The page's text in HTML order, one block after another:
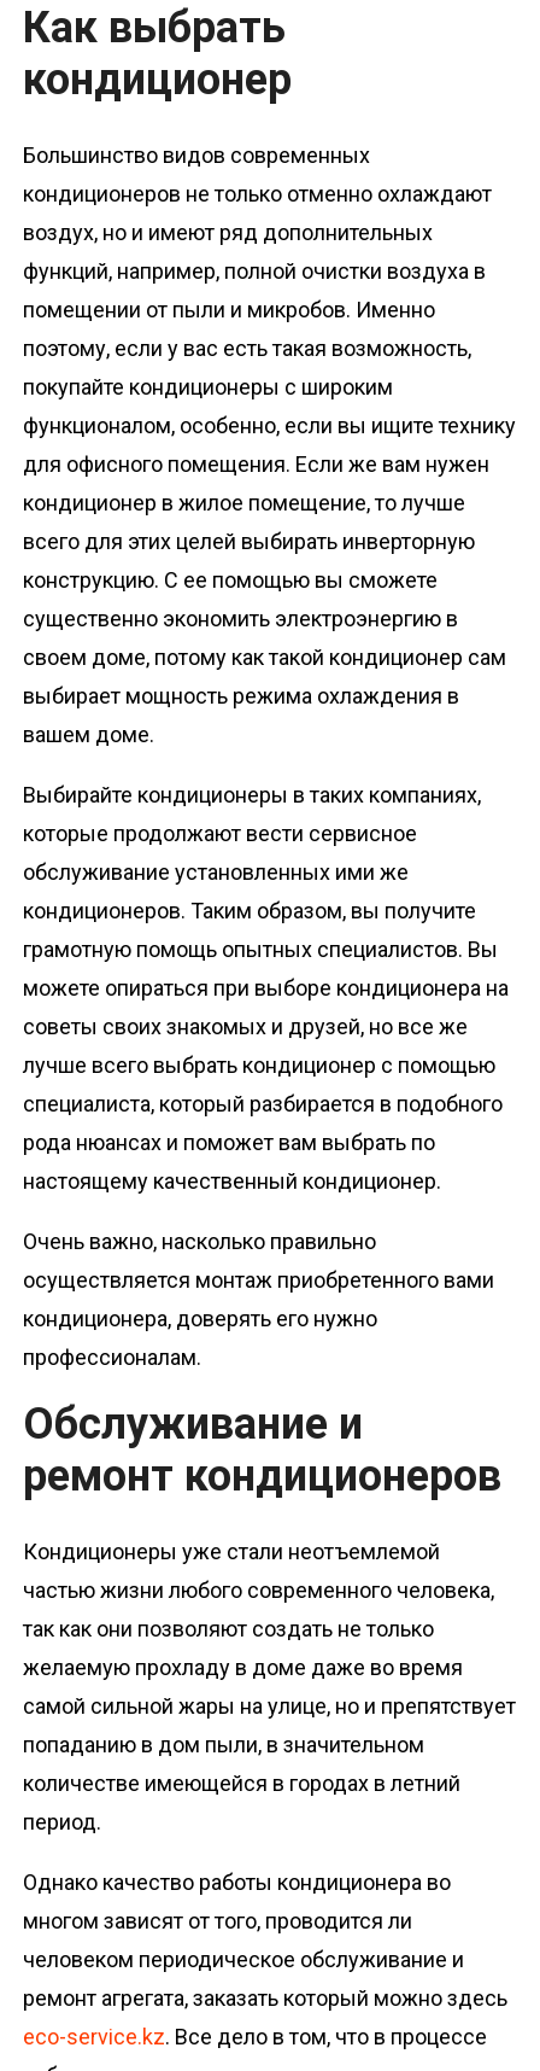
Как выбрать
кондиционер
Большинство видов современных
кондиционеров не только отменно охлаждают
воздух, но и имеют ряд дополнительных
функций, например, полной очистки воздуха в
помещении от пыли и микробов. Именно
поэтому, если у вас есть такая возможность,
покупайте кондиционеры с широким
функционалом, особенно, если вы ищите технику
для офисного помещения. Если же вам нужен
кондиционер в жилое помещение, то лучше
всего для этих целей выбирать инверторную
конструкцию. С ее помощью вы сможете
существенно экономить электроэнергию в
своем доме, потому как такой кондиционер сам
выбирает мощность режима охлаждения в
вашем доме.
Выбирайте кондиционеры в таких компаниях,
которые продолжают вести сервисное
обслуживание установленных ими же
кондиционеров. Таким образом, вы получите
грамотную помощь опытных специалистов. Вы
можете опираться при выборе кондиционера на
советы своих знакомых и друзей, но все же
лучше всего выбрать кондиционер с помощью
специалиста, который разбирается в подобного
рода нюансах и поможет вам выбрать по
настоящему качественный кондиционер.
Очень важно, насколько правильно
осуществляется монтаж приобретенного вами
кондиционера, доверять его нужно
профессионалам.
Обслуживание и
ремонт кондиционеров
Кондиционеры уже стали неотъемлемой
частью жизни любого современного человека,
так как они позволяют создать не только
желаемую прохладу в доме даже во время
самой сильной жары на улице, но и препятствует
попаданию в дом пыли, в значительном
количестве имеющейся в городах в летний
период.
Однако качество работы кондиционера во
многом зависят от того, проводится ли
человеком периодическое обслуживание и
ремонт агрегата, заказать который можно здесь
eco-service.kz. Все дело в том, что в процессе